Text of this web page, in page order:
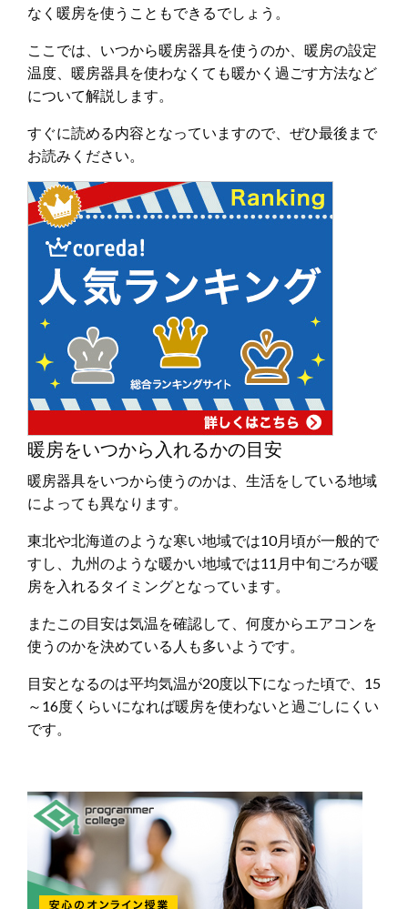
なく暖房を使うこともできるでしょう。
ここでは、いつから暖房器具を使うのか、暖房の設定
温度、暖房器具を使わなくても暖かく過ごす方法など
について解説します。
すぐに読める内容となっていますので、ぜひ最後まで
お読みください。
暖房をいつから入れるかの目安
暖房器具をいつから使うのかは、生活をしている地域
によっても異なります。
東北や北海道のような寒い地域では10月頃が一般的で
すし、九州のような暖かい地域では11月中旬ごろが暖
房を入れるタイミングとなっています。
またこの目安は気温を確認して、何度からエアコンを
使うのかを決めている人も多いようです。
目安となるのは平均気温が20度以下になった頃で、15
～16度くらいになれば暖房を使わないと過ごしにくい
です。